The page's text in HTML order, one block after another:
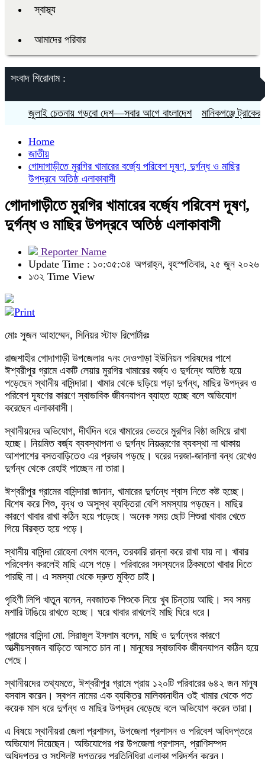
স্বাস্থ্য
আমাদের পরিবার
সংবাদ শিরোনাম :
জুলাই চেতনায় গড়বো দেশ—সবার আগে বাংলাদেশ মানিকগঞ্জে ট্রাকের
Home
জাতীয়
গোদাগাড়ীতে মুরগির খামারের বর্জ্যে পরিবেশ দূষণ, দুর্গন্ধ ও মাছির
উপদ্রবে অতিষ্ঠ এলাকাবাসী
গোদাগাড়ীতে মুরগির খামারের বর্জ্যে পরিবেশ দূষণ,
দুর্গন্ধ ও মাছির উপদ্রবে অতিষ্ঠ এলাকাবাসী
Reporter Name
Update Time : ১০:৩৫:৩৪ অপরাহ্ন, বৃহস্পতিবার, ২৫ জুন ২০২৬
১৩২ Time View
মোঃ সুজন আহাম্মেদ, সিনিয়র স্টাফ রিপোর্টারঃ
রাজশাহীর গোদাগাড়ী উপজেলার ৭নং দেওপাড়া ইউনিয়ন পরিষদের পাশে
ঈশ্বরীপুর গ্রামে একটি লেয়ার মুরগির খামারের বর্জ্য ও দুর্গন্ধে অতিষ্ঠ হয়ে
পড়েছেন স্থানীয় বাসিন্দারা। খামার থেকে ছড়িয়ে পড়া দুর্গন্ধ, মাছির উপদ্রব ও
পরিবেশ দূষণের কারণে স্বাভাবিক জীবনযাপন ব্যাহত হচ্ছে বলে অভিযোগ
করেছেন এলাকাবাসী।
স্থানীয়দের অভিযোগ, দীর্ঘদিন ধরে খামারের ভেতরে মুরগির বিষ্ঠা জমিয়ে রাখা
হচ্ছে। নিয়মিত বর্জ্য ব্যবস্থাপনা ও দুর্গন্ধ নিয়ন্ত্রণের ব্যবস্থা না থাকায়
আশপাশের বসতবাড়িতেও এর প্রভাব পড়ছে। ঘরের দরজা-জানালা বন্ধ রেখেও
দুর্গন্ধ থেকে রেহাই পাচ্ছেন না তারা।
ঈশ্বরীপুর গ্রামের বাসিন্দারা জানান, খামারের দুর্গন্ধে শ্বাস নিতে কষ্ট হচ্ছে।
বিশেষ করে শিশু, বৃদ্ধ ও অসুস্থ ব্যক্তিরা বেশি সমস্যায় পড়ছেন। মাছির
কারণে খাবার রাখা কঠিন হয়ে পড়েছে। অনেক সময় ছোট শিশুরা খাবার খেতে
গিয়ে বিরক্ত হয়ে পড়ে।
স্থানীয় বাসিন্দা রোহেনা বেগম বলেন, তরকারি রান্না করে রাখা যায় না। খাবার
পরিবেশন করলেই মাছি এসে পড়ে। পরিবারের সদস্যদের ঠিকমতো খাবার দিতে
পারছি না। এ সমস্যা থেকে দ্রুত মুক্তি চাই।
গৃহিণী লিপি খাতুন বলেন, নবজাতক শিশুকে নিয়ে খুব চিন্তায় আছি। সব সময়
মশারি টাঙিয়ে রাখতে হচ্ছে। ঘরে খাবার রাখলেই মাছি ঘিরে ধরে।
গ্রামের বাসিন্দা মো. সিরাজুল ইসলাম বলেন, মাছি ও দুর্গন্ধের কারণে
আত্মীয়স্বজন বাড়িতে আসতে চান না। মানুষের স্বাভাবিক জীবনযাপন কঠিন হয়ে
গেছে।
স্থানীয়দের তথ্যমতে, ঈশ্বরীপুর গ্রামে প্রায় ১২০টি পরিবারের ৬৪২ জন মানুষ
বসবাস করেন। স্বপন নামের এক ব্যক্তির মালিকানাধীন ওই খামার থেকে গত
কয়েক মাস ধরে দুর্গন্ধ ও মাছির উপদ্রব বেড়েছে বলে অভিযোগ করেন তারা।
এ বিষয়ে স্থানীয়রা জেলা প্রশাসন, উপজেলা প্রশাসন ও পরিবেশ অধিদপ্তরে
অভিযোগ দিয়েছেন। অভিযোগের পর উপজেলা প্রশাসন, প্রাণিসম্পদ
অধিদপ্তর ও সংশ্লিষ্ট দপ্তরের প্রতিনিধিরা এলাকা পরিদর্শন করেন।